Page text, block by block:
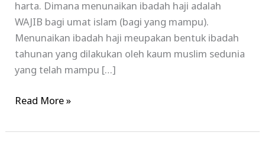
harta. Dimana menunaikan ibadah haji adalah
WAJIB bagi umat islam (bagi yang mampu).
Menunaikan ibadah haji meupakan bentuk ibadah
tahunan yang dilakukan oleh kaum muslim sedunia
yang telah mampu […]
Read More »